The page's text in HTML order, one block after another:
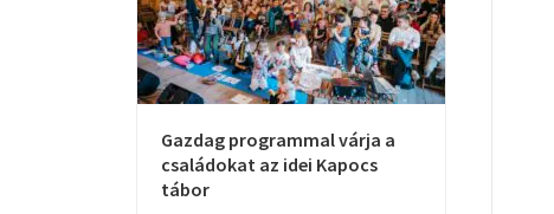
Gazdag programmal várja a
családokat az idei Kapocs
tábor